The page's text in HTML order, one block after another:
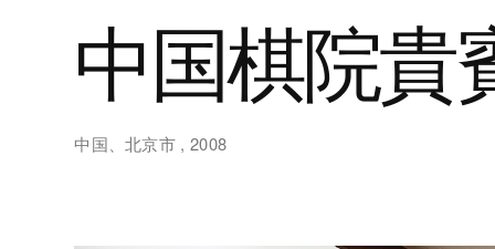
中国棋院貴
中国、北京市 , 2008